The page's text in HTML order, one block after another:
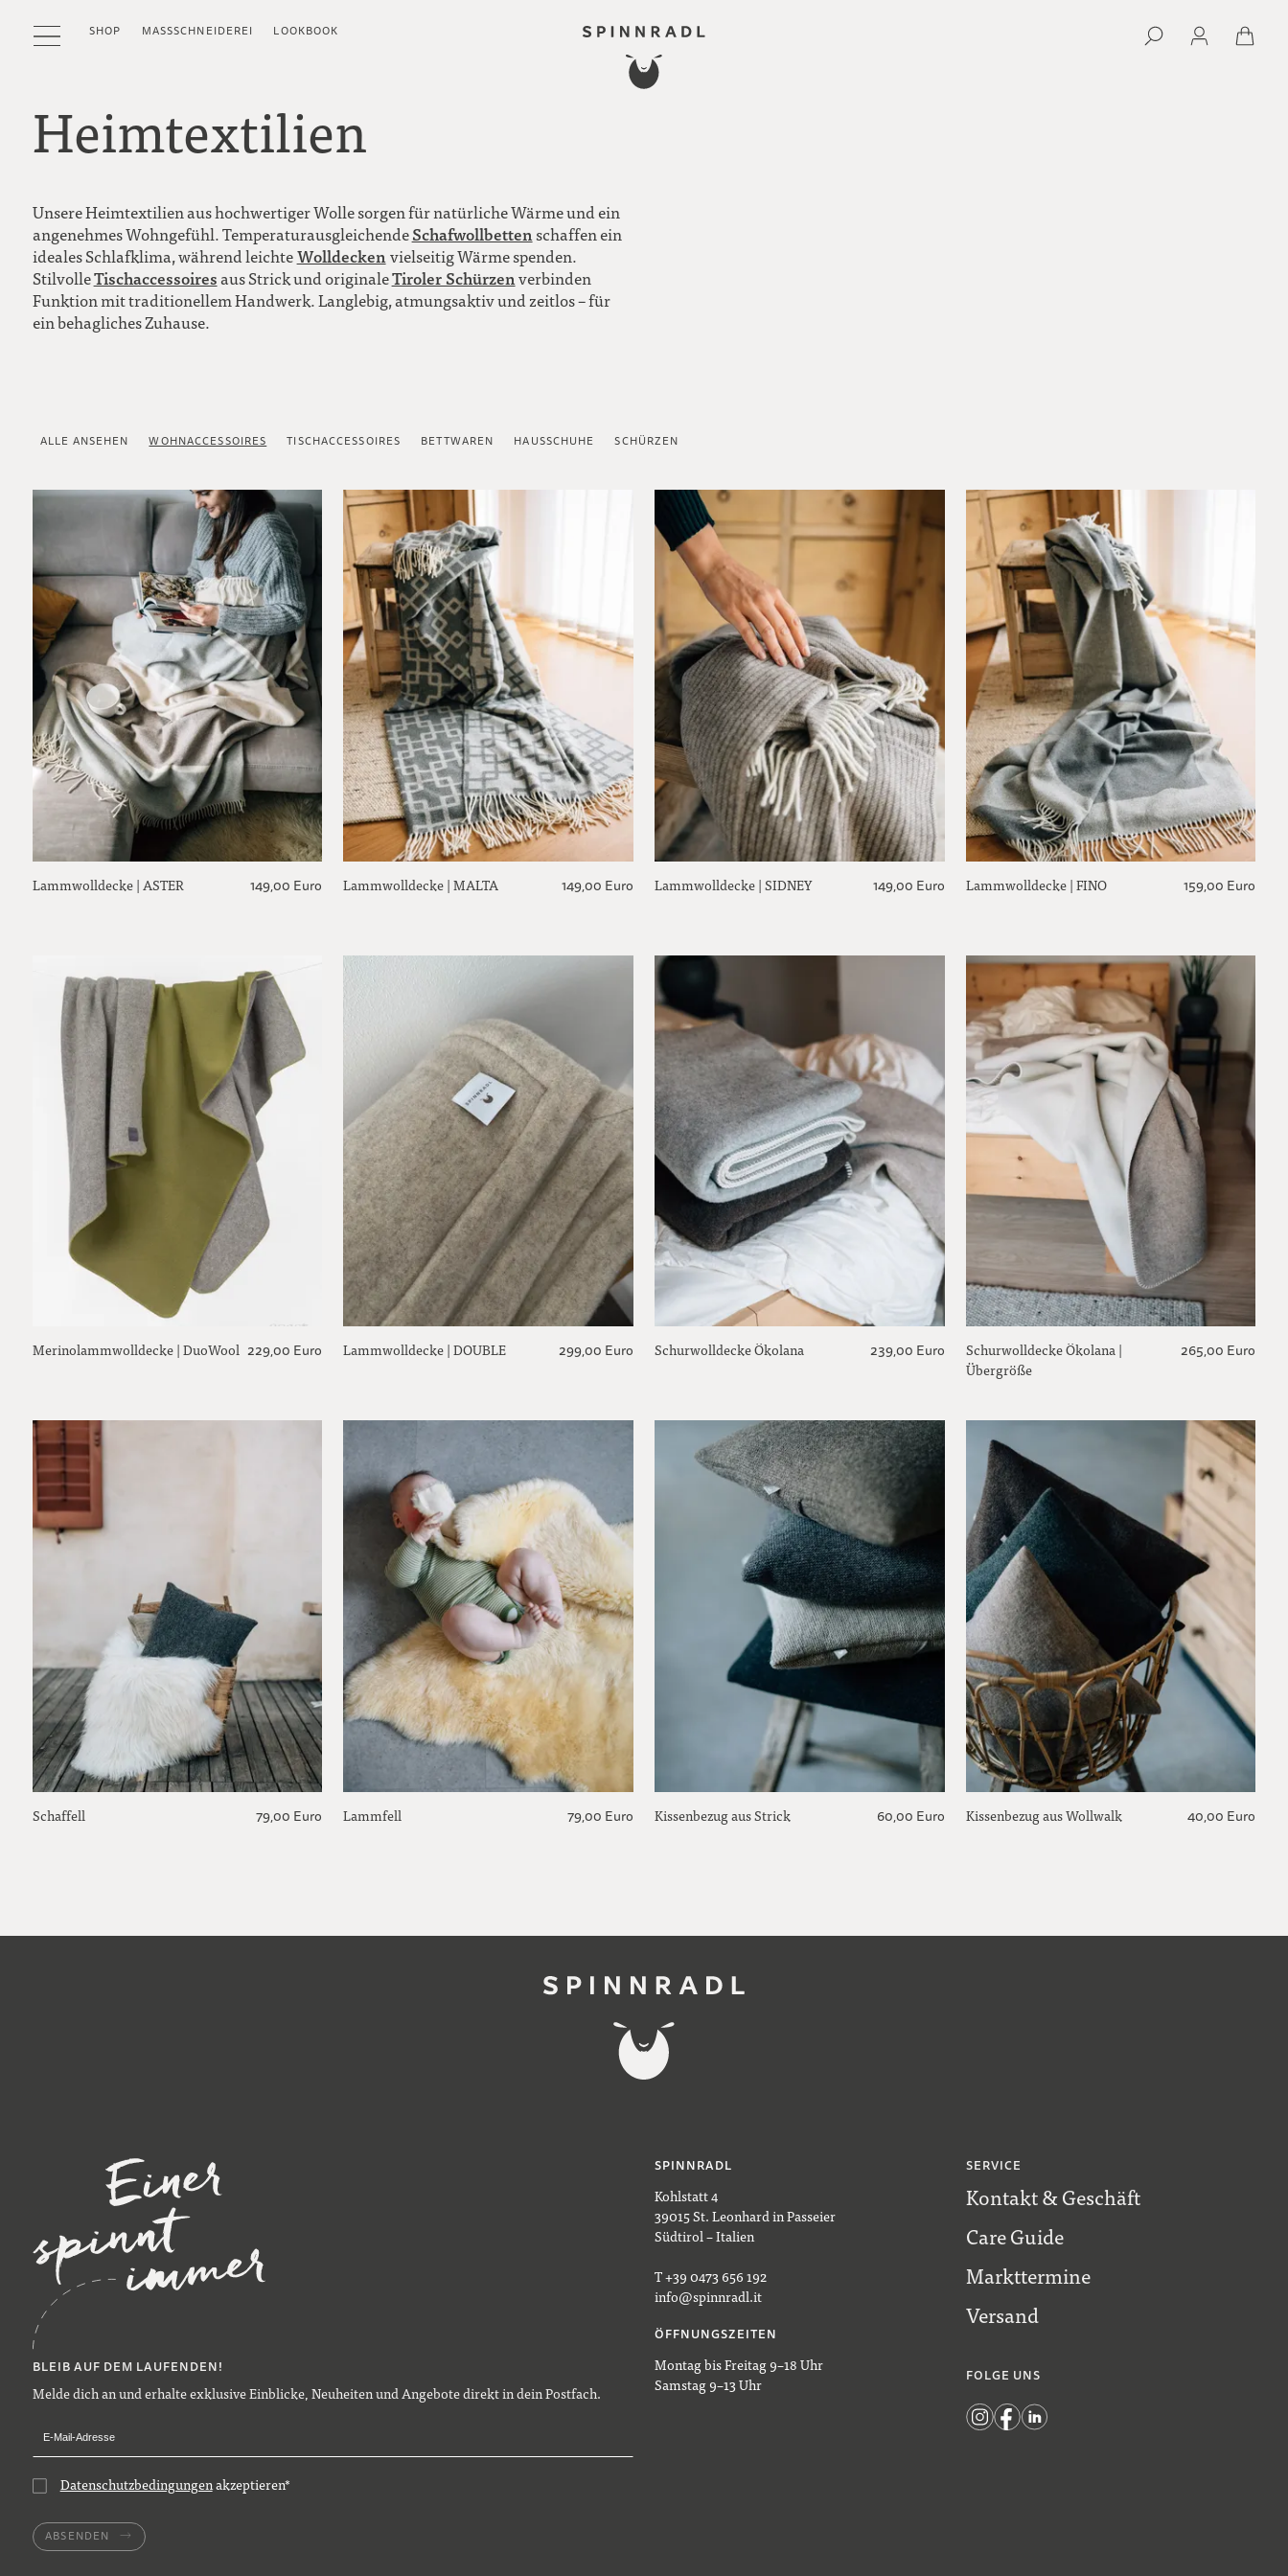
SHOP MASSSCHNEIDEREI LOOKBOOK
Heimtextilien
Unsere Heimtextilien aus hochwertiger Wolle sorgen für natürliche Wärme und ein
angenehmes Wohngefühl. TemperaturausgleichendeSchafwollbettenschaffen ein
ideales Schlafklima, während leichteWolldeckenvielseitig Wärme spenden.
StilvolleTischaccessoiresaus Strick und originaleTiroler Schürzenverbinden
Funktion mit traditionellem Handwerk. Langlebig, atmungsaktiv und zeitlos – für
ein behagliches Zuhause.
ALLE ANSEHEN WOHNACCESSOIRES TISCHACCESSOIRES BETTWAREN HAUSSCHUHE SCHÜRZEN
Lammwolldecke | ASTER 149,00 Euro Lammwolldecke | MALTA 149,00 Euro Lammwolldecke | SIDNEY 149,00 Euro Lammwolldecke | FINO 159,00 Euro
Merinolammwolldecke | DuoWool 229,00 Euro Lammwolldecke | DOUBLE 299,00 Euro Schurwolldecke Ökolana 239,00 Euro
Schurwolldecke Ökolana |
Übergröße
265,00 Euro
Schaffell 79,00 Euro Lammfell 79,00 Euro Kissenbezug aus Strick 60,00 Euro Kissenbezug aus Wollwalk 40,00 Euro
BLEIB AUF DEM LAUFENDEN!
Melde dich an und erhalte exklusive Einblicke, Neuheiten und Angebote direkt in dein Postfach.
Datenschutzbedingungenakzeptieren*
ABSENDEN
SPINNRADL
Kohlstatt 4
39015 St. Leonhard in Passeier
Südtirol – Italien
T +39 0473 656 192
info@spinnradl.it
ÖFFNUNGSZEITEN
Montag bis Freitag 9–18 Uhr
Samstag 9–13 Uhr
SERVICE
Kontakt & Geschäft
Care Guide
Markttermine
Versand
FOLGE UNS